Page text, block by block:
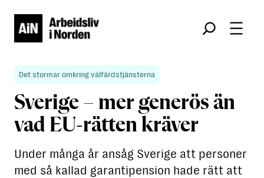
Søk
Det stormar omkring välfärdstjänsterna
Sverige – mer generös än
vad EU-rätten kräver
Under många år ansåg Sverige att personer
med så kallad garantipension hade rätt att